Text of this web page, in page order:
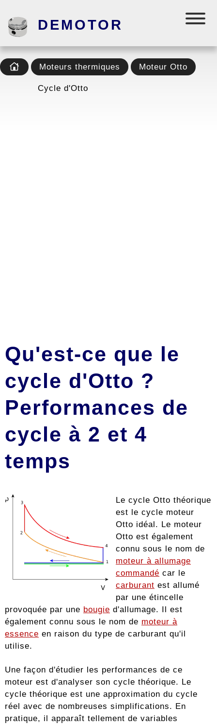
DEMOTOR
Moteurs thermiques Moteur Otto
Cycle d'Otto
Qu'est-ce que le
cycle d'Otto ?
Performances de
cycle à 2 et 4
temps
Le cycle Otto théorique
est le cycle moteur
Otto idéal. Le moteur
Otto est également
connu sous le nom de
moteur à allumage
commandé car le
carburant est allumé
par une étincelle
provoquée par une bougie d'allumage. Il est
également connu sous le nom de moteur à
essence en raison du type de carburant qu'il
utilise.
Une façon d'étudier les performances de ce
moteur est d'analyser son cycle théorique. Le
cycle théorique est une approximation du cycle
réel avec de nombreuses simplifications. En
pratique, il apparaît tellement de variables